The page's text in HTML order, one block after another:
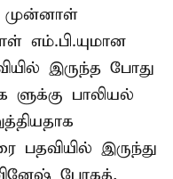
முன்னாள்
எம்.பி.யுமான
இருந்த போது
பாலியல்
பதவியில் இருந்து